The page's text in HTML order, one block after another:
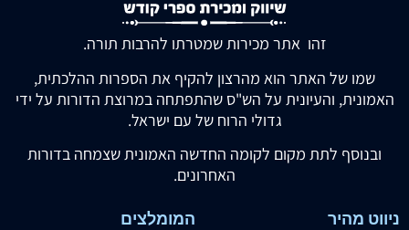
זהו אתר מכירות שמטרתו להרבות תורה.
שמו של האתר הוא מהרצון להקיף את הספרות ההלכתית,
האמונית, והעיונית על הש"ס שהתפתחה במרוצת הדורות על ידי
גדולי הרוח של עם ישראל.
ובנוסף לתת מקום לקומה החדשה האמונית שצמחה בדורות
האחרונים.
ניווט מהיר המומלצים